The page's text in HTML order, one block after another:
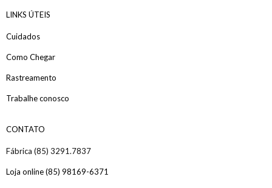
LINKS ÚTEIS
Cuidados
Como Chegar
Rastreamento
Trabalhe conosco
CONTATO
Fábrica (85) 3291.7837
Loja online (85) 98169-6371